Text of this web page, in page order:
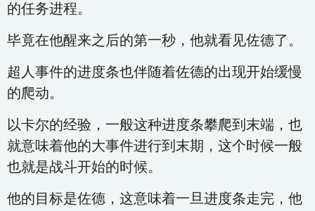
的任务进程。
毕竟在他醒来之后的第一秒，他就看见佐德了。
超人事件的进度条也伴随着佐德的出现开始缓慢
的爬动。
以卡尔的经验，一般这种进度条攀爬到末端，也
就意味着他的大事件进行到末期，这个时候一般
也就是战斗开始的时候。
他的目标是佐德，这意味着一旦进度条走完，他